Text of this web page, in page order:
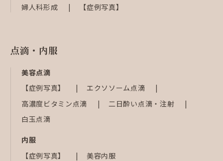
婦人科形成
【症例写真】
点滴・内服
美容点滴
【症例写真】
エクソソーム点滴
高濃度ビタミン点滴
二日酔い点滴・注射
白玉点滴
内服
【症例写真】
美容内服